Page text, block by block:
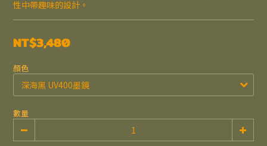
性中帶趣味的設計。
NT$3,480
顏色
數量